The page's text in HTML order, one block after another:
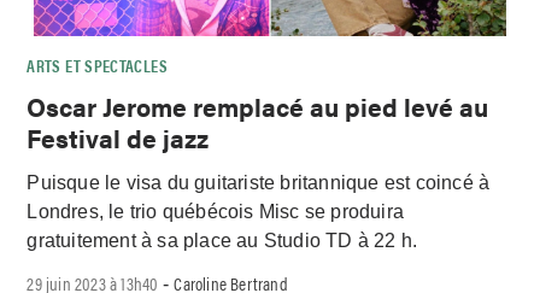
ARTS ET SPECTACLES
Oscar Jerome remplacé au pied levé au
Festival de jazz
Puisque le visa du guitariste britannique est coincé à
Londres, le trio québécois Misc se produira
gratuitement à sa place au Studio TD à 22 h.
29 juin 2023 à 13h40 -Caroline Bertrand